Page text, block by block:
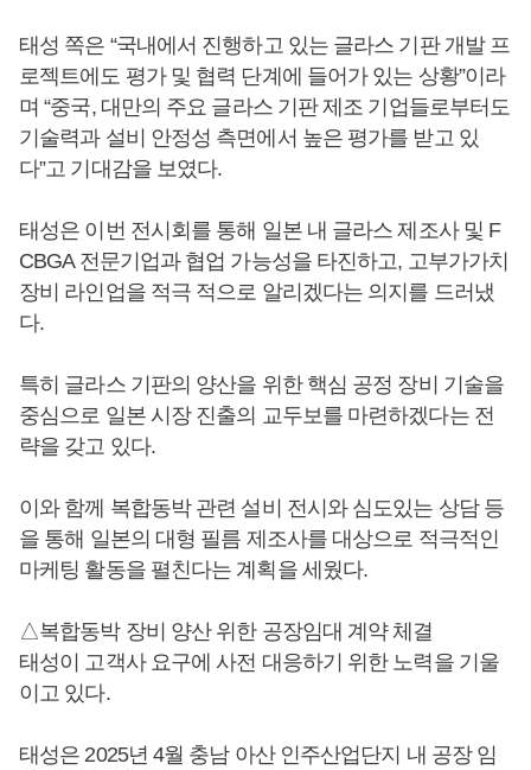
태성 쪽은 “국내에서 진행하고 있는 글라스 기판 개발 프
로젝트에도 평가 및 협력 단계에 들어가 있는 상황”이라
며 “중국, 대만의 주요 글라스 기판 제조 기업들로부터도
기술력과 설비 안정성 측면에서 높은 평가를 받고 있
다”고 기대감을 보였다.
태성은 이번 전시회를 통해 일본 내 글라스 제조사 및 F
CBGA 전문기업과 협업 가능성을 타진하고, 고부가가치
장비 라인업을 적극 적으로 알리겠다는 의지를 드러냈
다.
특히 글라스 기판의 양산을 위한 핵심 공정 장비 기술을
중심으로 일본 시장 진출의 교두보를 마련하겠다는 전
략을 갖고 있다.
이와 함께 복합동박 관련 설비 전시와 심도있는 상담 등
을 통해 일본의 대형 필름 제조사를 대상으로 적극적인
마케팅 활동을 펼친다는 계획을 세웠다.
△복합동박 장비 양산 위한 공장임대 계약 체결
태성이 고객사 요구에 사전 대응하기 위한 노력을 기울
이고 있다.
태성은 2025년 4월 충남 아산 인주산업단지 내 공장 임